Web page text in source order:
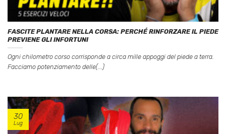
FASCITE PLANTARE NELLA CORSA: PERCHÉ RINFORZARE IL PIEDE
PREVIENE GLI INFORTUNI
Ogni chilometro corso corrisponde a circa mille appoggi del piede a terra.
Facciamo potenziamento delle(...)
30
Lug